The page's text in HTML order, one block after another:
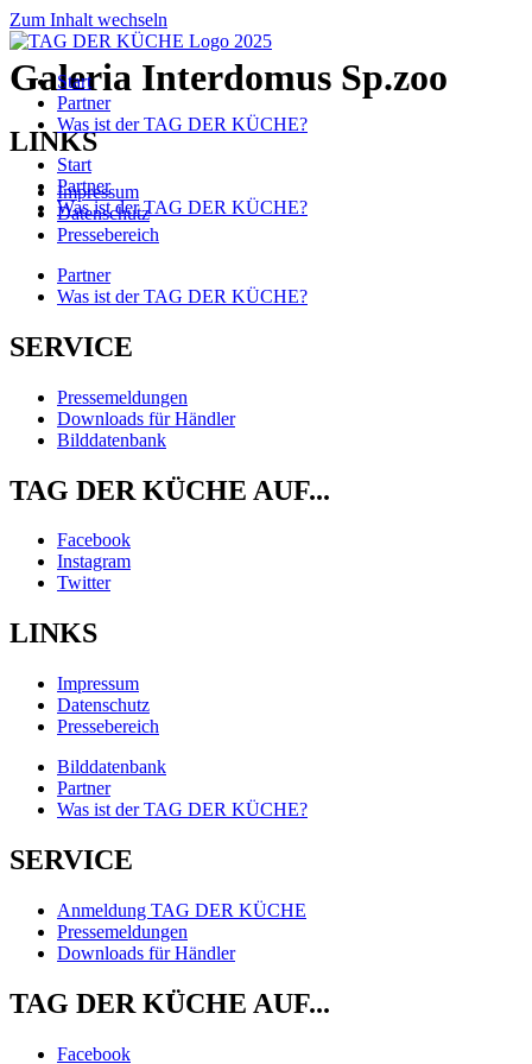
Zum Inhalt wechseln
Start
Partner
Was ist der TAG DER KÜCHE?
Start
Partner
Was ist der TAG DER KÜCHE?
Galeria Interdomus Sp.zoo
LINKS
Impressum
Datenschutz
Pressebereich
Partner
Was ist der TAG DER KÜCHE?
SERVICE
Pressemeldungen
Downloads für Händler
Bilddatenbank
TAG DER KÜCHE AUF...
Facebook
Instagram
Twitter
LINKS
Impressum
Datenschutz
Pressebereich
Bilddatenbank
Partner
Was ist der TAG DER KÜCHE?
SERVICE
Anmeldung TAG DER KÜCHE
Pressemeldungen
Downloads für Händler
TAG DER KÜCHE AUF...
Facebook